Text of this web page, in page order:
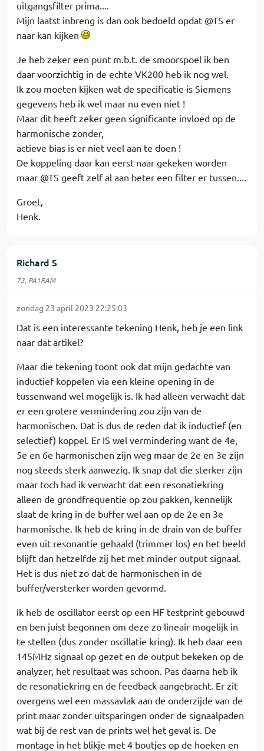
uitgangsfilter prima....
Mijn laatst inbreng is dan ook bedoeld opdat @TS er
naar kan kijken
Je heb zeker een punt m.b.t. de smoorspoel ik ben
daar voorzichtig in de echte VK200 heb ik nog wel.
Ik zou moeten kijken wat de specificatie is Siemens
gegevens heb ik wel maar nu even niet !
Maar dit heeft zeker geen significante invloed op de
harmonische zonder,
actieve bias is er niet veel aan te doen !
De koppeling daar kan eerst naar gekeken worden
maar @TS geeft zelf al aan beter een filter er tussen....
Groet,
Henk.
Richard S
73, PA1RAM
zondag 23 april 2023 22:25:03
Dat is een interessante tekening Henk, heb je een link
naar dat artikel?
Maar die tekening toont ook dat mijn gedachte van
inductief koppelen via een kleine opening in de
tussenwand wel mogelijk is. Ik had alleen verwacht dat
er een grotere vermindering zou zijn van de
harmonischen. Dat is dus de reden dat ik inductief (en
selectief) koppel. Er IS wel vermindering want de 4e,
5e en 6e harmonischen zijn weg maar de 2e en 3e zijn
nog steeds sterk aanwezig. Ik snap dat die sterker zijn
maar toch had ik verwacht dat een resonatiekring
alleen de grondfrequentie op zou pakken, kennelijk
slaat de kring in de buffer wel aan op de 2e en 3e
harmonische. Ik heb de kring in de drain van de buffer
even uit resonantie gehaald (trimmer los) en het beeld
blijft dan hetzelfde zij het met minder output signaal.
Het is dus niet zo dat de harmonischen in de
buffer/versterker worden gevormd.
Ik heb de oscillator eerst op een HF testprint gebouwd
en ben juist begonnen om deze zo lineair mogelijk in
te stellen (dus zonder oscillatie kring). Ik heb daar een
145MHz signaal op gezet en de output bekeken op de
analyzer, het resultaat was schoon. Pas daarna heb ik
de resonatiekring en de feedback aangebracht. Er zit
overgens wel een massavlak aan de onderzijde van de
print maar zonder uitsparingen onder de signaalpaden
wat bij de rest van de prints wel het geval is. De
montage in het blikje met 4 boutjes op de hoeken en